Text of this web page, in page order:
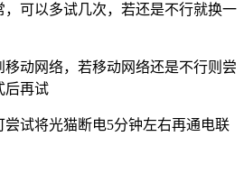
可以多试几次，若还是不行就换一
动网络，若移动网络还是不行则尝
后再试
试将光猫断电5分钟左右再通电联